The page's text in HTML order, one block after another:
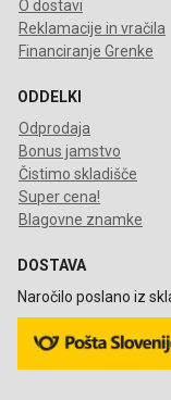
O dostavi
Reklamacije in vračila
Financiranje Grenke
ODDELKI
Odprodaja
Bonus jamstvo
Čistimo skladišče
Super cena!
Blagovne znamke
DOSTAVA
Naročilo poslano iz